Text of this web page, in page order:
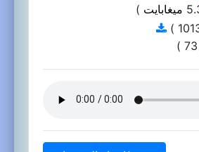
ميغابايت )